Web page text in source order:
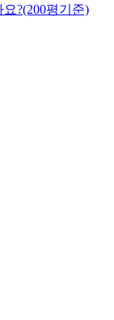
?(200평기준)